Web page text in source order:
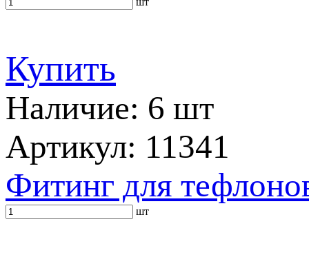
Купить
Наличие: 6 шт
Артикул: 11341
Фитинг для
шт